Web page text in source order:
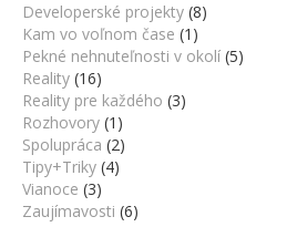
Developerské projekty (8)
Kam vo voľnom čase (1)
Pekné nehnuteľnosti v okolí (5)
Reality (16)
Reality pre každého (3)
Rozhovory (1)
Spolupráca (2)
Tipy+Triky (4)
Vianoce (3)
Zaujímavosti (6)